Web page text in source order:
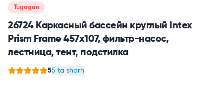
Tugagan
26724 Каркасный бассейн круглый Intex
Prism Frame 457х107, фильтр-насос,
лестница, тент, подстилка
55 ta sharh